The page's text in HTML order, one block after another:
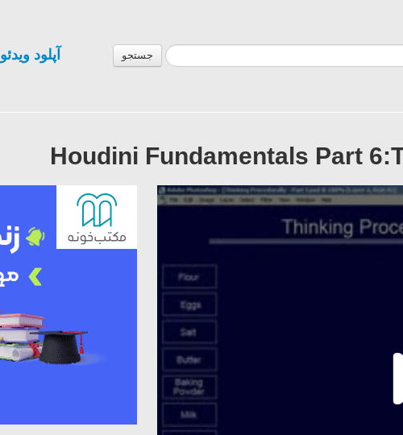
جستجو آپلود ویدئو
Houdini Fundamentals Part